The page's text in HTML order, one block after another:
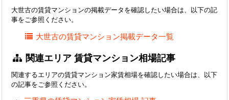
大世古の賃貸マンションの掲載データを確認したい場合は、以下の記
事をご参照ください。
大世古の賃貸マンション掲載データ一覧
関連エリア 賃貸マンション相場記事
関連するエリアの賃貸マンション家賃相場を確認したい場合は、以下
の記事をご参照ください。